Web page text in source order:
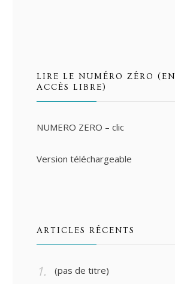
LIRE LE NUMÉRO ZÉRO (EN
ACCÈS LIBRE)
NUMERO ZERO – clic
Version téléchargeable
ARTICLES RÉCENTS
(pas de titre)